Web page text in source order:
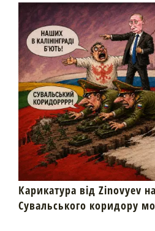
Карикатура від Zinovyev
Сувальського коридору